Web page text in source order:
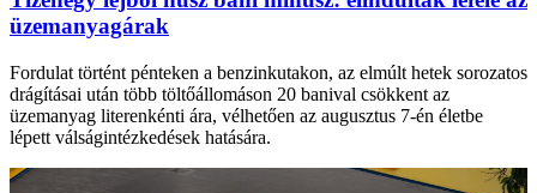
üzemanyagárak
Fordulat történt pénteken a benzinkutakon, az elmúlt hetek sorozatos
drágításai után több töltőállomáson 20 banival csökkent az
üzemanyag literenkénti ára, vélhetően az augusztus 7-én életbe
lépett válságintézkedések hatására.